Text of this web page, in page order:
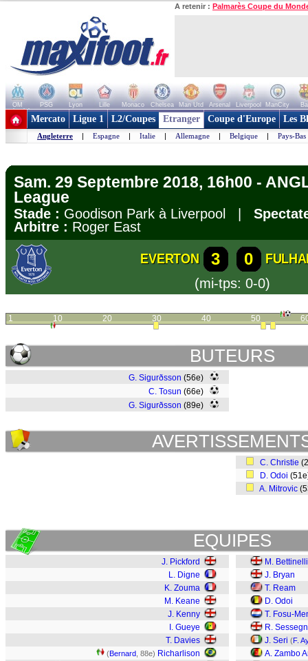
A retenir : Palmarès Coupe du
OM PSG Lyon Lille Monaco Chelsea Man Utd Arsenal Liverpool ManCity
+ de clubs
Mercato Ligue 1 L2/Coupes Etranger Coupe d'Europe Les
Angleterre | Espagne | Italie | Allemagne | Belgique | Pays-Bas
Sam. 29 Septembre 2018, 16h00 -
League
Stade : Goodison Park à Liverpool |
Arbitre : Roger East
EVERTON 3 0
(mi-tps: 0-0)
1 10 20 30 40 50
BUTEURS
G. Sigurðsson (56e)
C. Tosun (66e)
G. Sigurðsson (89e)
C. Christie
D. Odoi
A. Mitrovic
EQUIPES
J. Pickford
L. Digne
K. Zouma
M. Keane
J. Kenny
I. Gueye
T. Davies
(Bernard , 88e) Richarlison
M. Bettinelli
J. Bryan
T. Ream
D. Odoi
T. Fosu-
R.
J. Seri (F.
A. Zambo